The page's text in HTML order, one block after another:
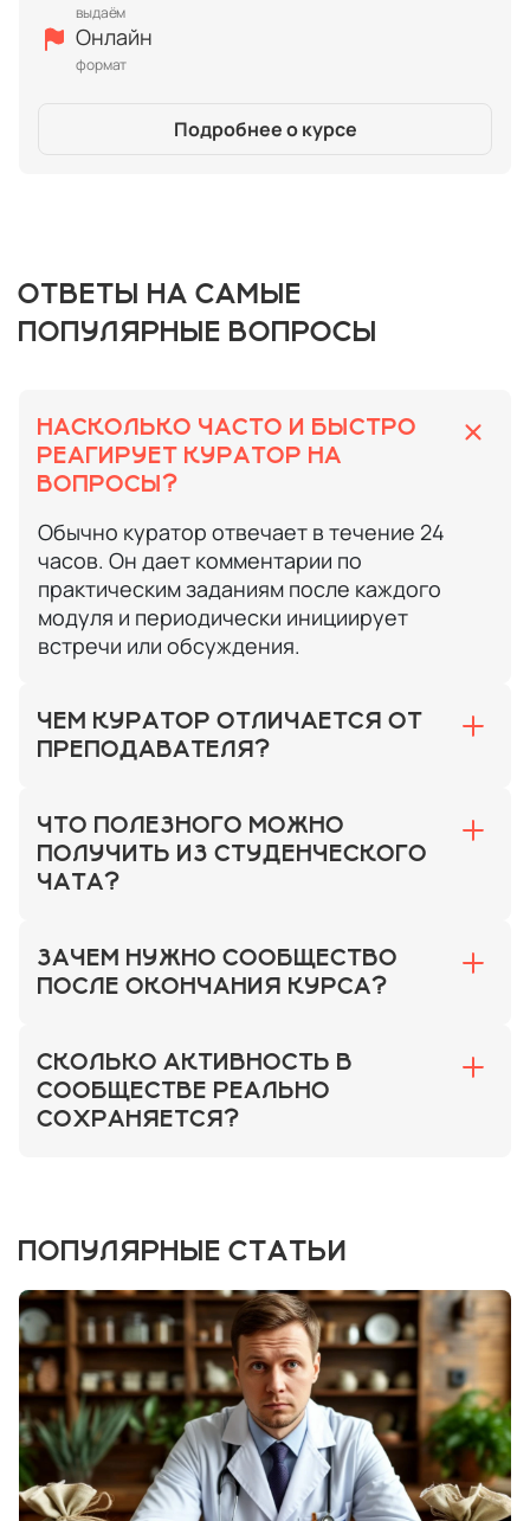
выдаём
Онлайн
формат
Подробнее о курсе
ОТВЕТЫ НА САМЫЕ
ПОПУЛЯРНЫЕ ВОПРОСЫ
НАСКОЛЬКО ЧАСТО И БЫСТРО
РЕАГИРУЕТ КУРАТОР НА
ВОПРОСЫ?
Обычно куратор отвечает в течение 24
часов. Он дает комментарии по
практическим заданиям после каждого
модуля и периодически инициирует
встречи или обсуждения.
ЧЕМ КУРАТОР ОТЛИЧАЕТСЯ ОТ
ПРЕПОДАВАТЕЛЯ?
ЧТО ПОЛЕЗНОГО МОЖНО
ПОЛУЧИТЬ ИЗ СТУДЕНЧЕСКОГО
ЧАТА?
ЗАЧЕМ НУЖНО СООБЩЕСТВО
ПОСЛЕ ОКОНЧАНИЯ КУРСА?
СКОЛЬКО АКТИВНОСТЬ В
СООБЩЕСТВЕ РЕАЛЬНО
СОХРАНЯЕТСЯ?
ПОПУЛЯРНЫЕ СТАТЬИ